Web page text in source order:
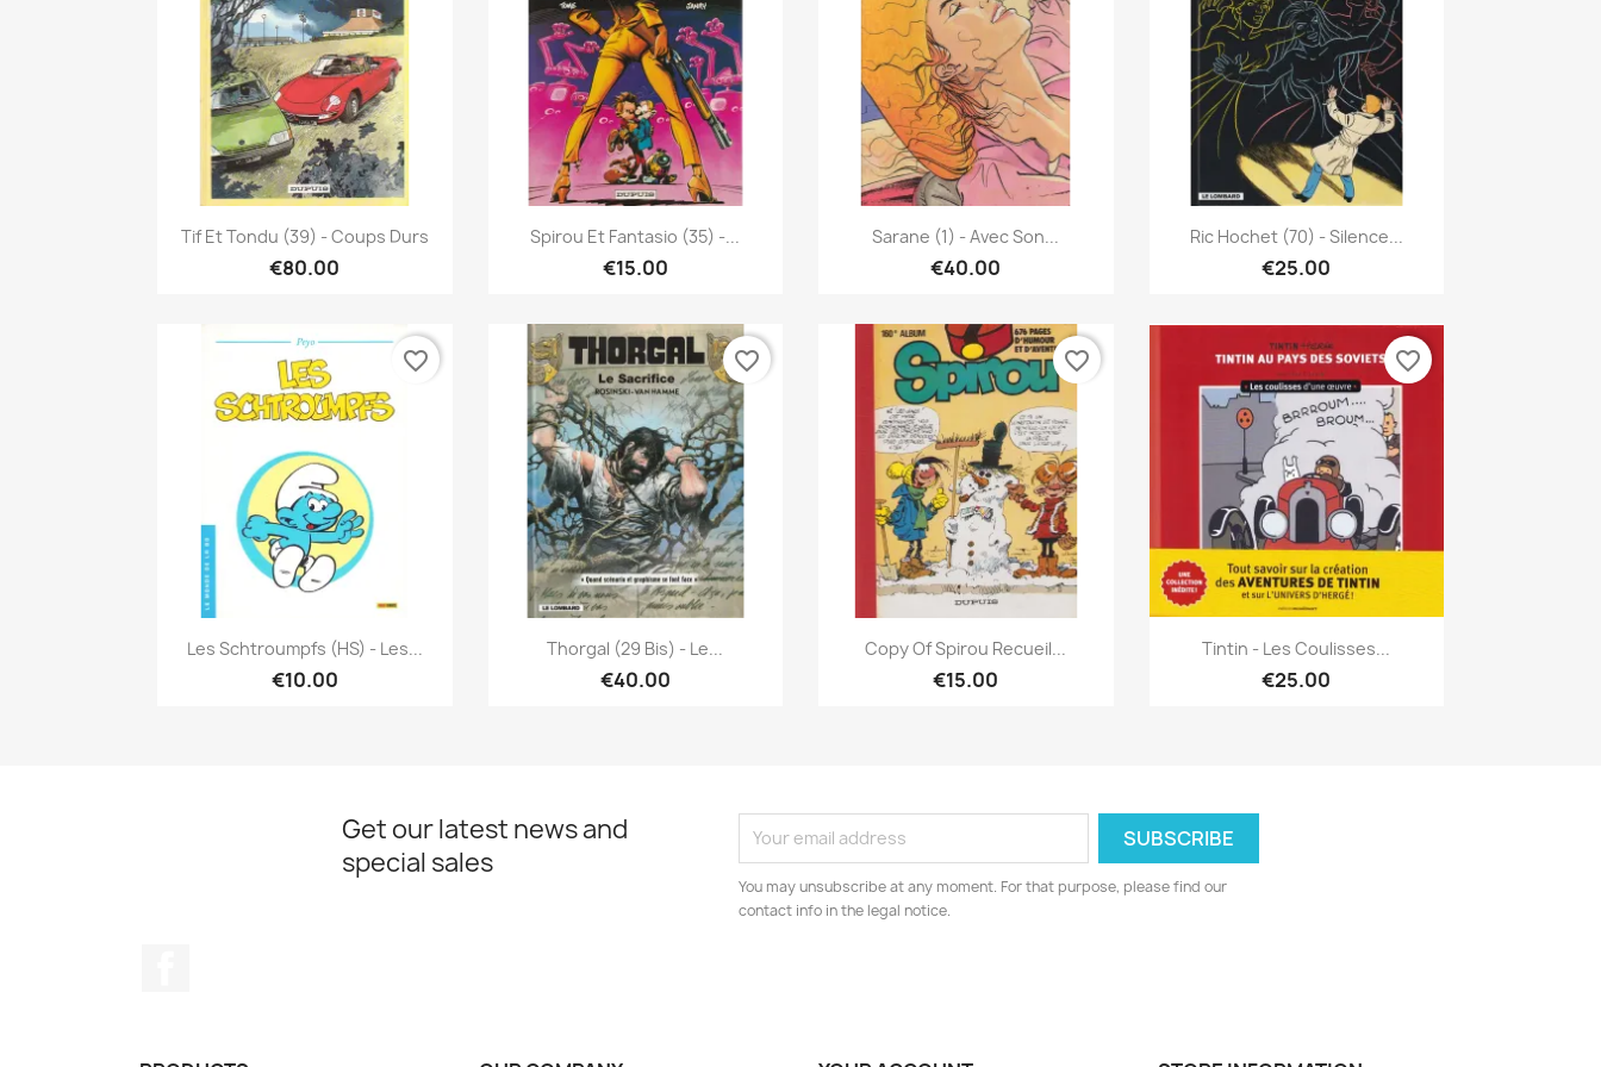
Quick view
Tif Et Tondu (39) - Coups Durs
€80.00
Quick view
Spirou Et Fantasio (35) -...
€15.00
 Quick view
Sarane (1) - Avec Son...
€40.00
Quick view
Ric Hochet (70) - Silence...
€25.00
Quick view
Les Schtroumpfs (HS) - Les...
€10.00
favorite_border
Quick view
Thorgal (29 Bis) - Le...
€40.00
favorite_border
Quick view
Copy Of Spirou Recueil...
€15.00
favorite_border
Quick view
Tintin - Les Coulisses...
€25.00
favorite_border
Get our latest news and
special sales
You may unsubscribe at any moment. For that purpose, please find our
contact info in the legal notice.